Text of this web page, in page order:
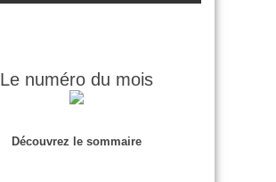
Le numéro du mois
Découvrez le sommaire